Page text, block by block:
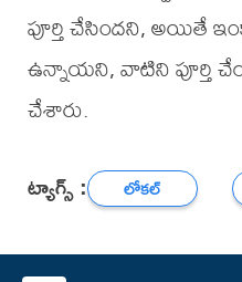
పూర్తి చేసిందని, అయితే
ఉన్నాయని, వాటిని పూర్తి
చేశారు.
ట్యాగ్స్ : లోకల్